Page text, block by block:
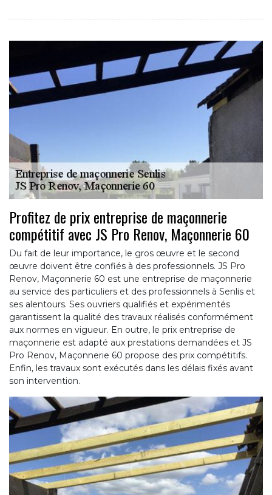
Profitez de prix entreprise de maçonnerie
compétitif avec JS Pro Renov, Maçonnerie 60
Du fait de leur importance, le gros œuvre et le second
œuvre doivent être confiés à des professionnels. JS Pro
Renov, Maçonnerie 60 est une entreprise de maçonnerie
au service des particuliers et des professionnels à Senlis et
ses alentours. Ses ouvriers qualifiés et expérimentés
garantissent la qualité des travaux réalisés conformément
aux normes en vigueur. En outre, le prix entreprise de
maçonnerie est adapté aux prestations demandées et JS
Pro Renov, Maçonnerie 60 propose des prix compétitifs.
Enfin, les travaux sont exécutés dans les délais fixés avant
son intervention.